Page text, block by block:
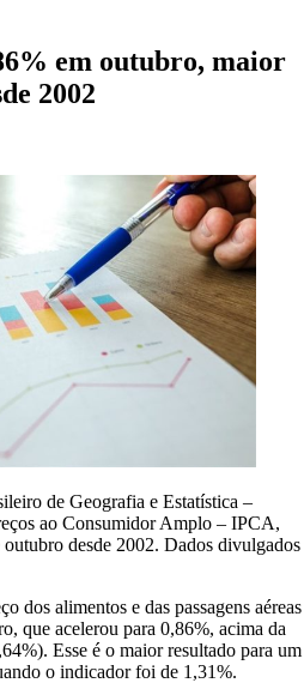
em outubro, maior
2002
de Geografia e Estatística –
ao Consumidor Amplo – IPCA,
desde 2002. Dados divulgados
dos alimentos e das passagens aéreas
que acelerou para 0,86%, acima da
Esse é o maior resultado para um
o indicador foi de 1,31%.